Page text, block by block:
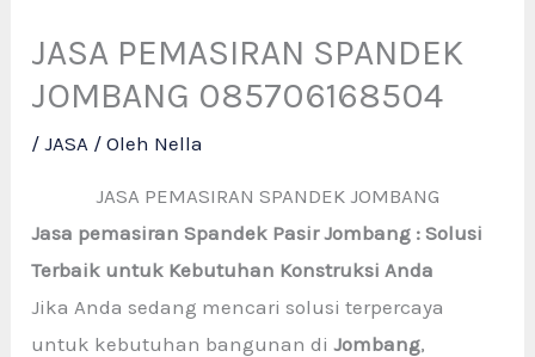
JASA PEMASIRAN SPANDEK
JOMBANG 085706168504
/JASA / Oleh Nella
JASA PEMASIRAN SPANDEK JOMBANG
Jasa pemasiran Spandek Pasir Jombang : Solusi
Terbaik untuk Kebutuhan Konstruksi Anda
Jika Anda sedang mencari solusi terpercaya
untuk kebutuhan bangunan diJombang,